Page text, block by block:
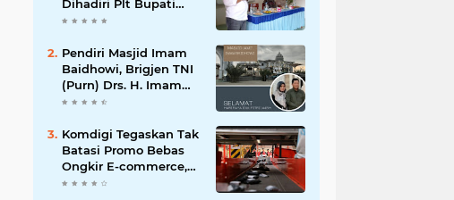
Dihadiri Plt Bupati
Pemalang Nurkholis
Pendiri Masjid Imam
Baidhowi, Brigjen TNI
(Purn) Drs. H. Imam
Baidhowi, M.M., C. Fr.A
Selamat Idul Fitri 1445
H
Komdigi Tegaskan Tak
Batasi Promo Bebas
Ongkir E-commerce,
tapi Perusahaan Kurir